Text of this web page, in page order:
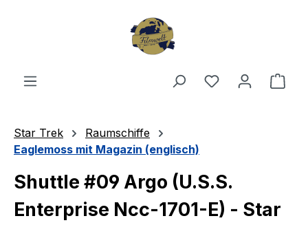
Du hast 0
Star Trek
Raumschiffe
Eaglemoss mit Magazin (englisch)
Shuttle #09 Argo (U.S.S.
Enterprise Ncc-1701-E) - Star